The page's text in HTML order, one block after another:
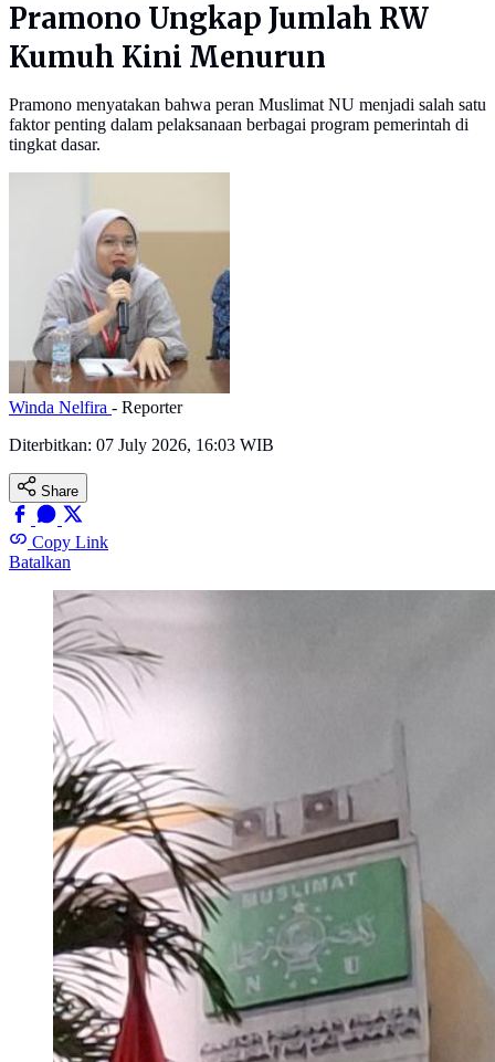
Pramono Ungkap Jumlah RW
Kumuh Kini Menurun
Pramono menyatakan bahwa peran Muslimat NU menjadi salah satu
faktor penting dalam pelaksanaan berbagai program pemerintah di
tingkat dasar.
Winda Nelfira - Reporter
Diterbitkan: 07 July 2026, 16:03 WIB
Share
Copy Link
Batalkan